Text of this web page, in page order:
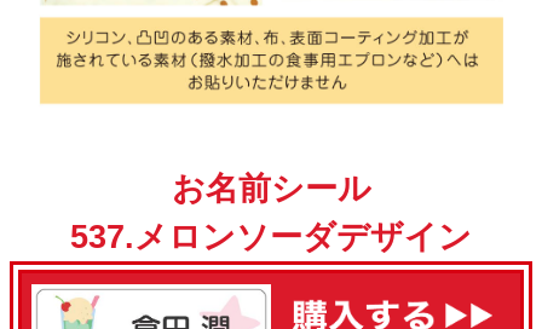
お名前シール
537.メロンソーダデザイン